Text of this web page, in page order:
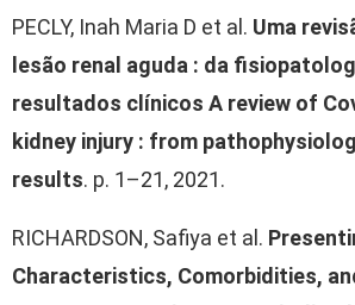
PECLY, Inah Maria D et al. Uma
lesão renal aguda : da
resultados clínicos A review of
kidney injury : from
results. p. 1–21, 2021.
RICHARDSON, Safiya et al.
Characteristics, Comorbidities,